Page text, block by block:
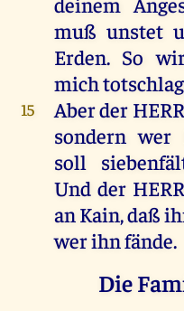
muß unstet
Erden. So
mich
15 Aber der HERR
sondernwer
soll
Und der HERR
anKain, daß
wer ihnfände.
Die